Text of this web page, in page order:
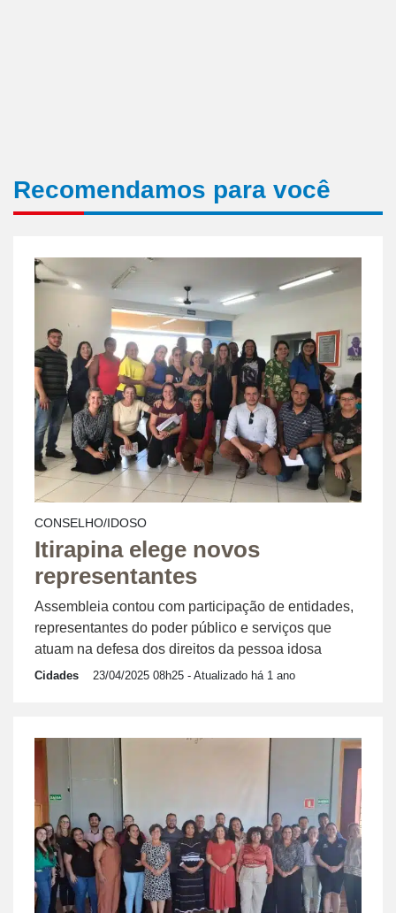
Recomendamos para você
CONSELHO/IDOSO
Itirapina elege novos
representantes
Assembleia contou com participação de entidades,
representantes do poder público e serviços que
atuam na defesa dos direitos da pessoa idosa
Cidades 23/04/2025 08h25 - Atualizado há 1 ano